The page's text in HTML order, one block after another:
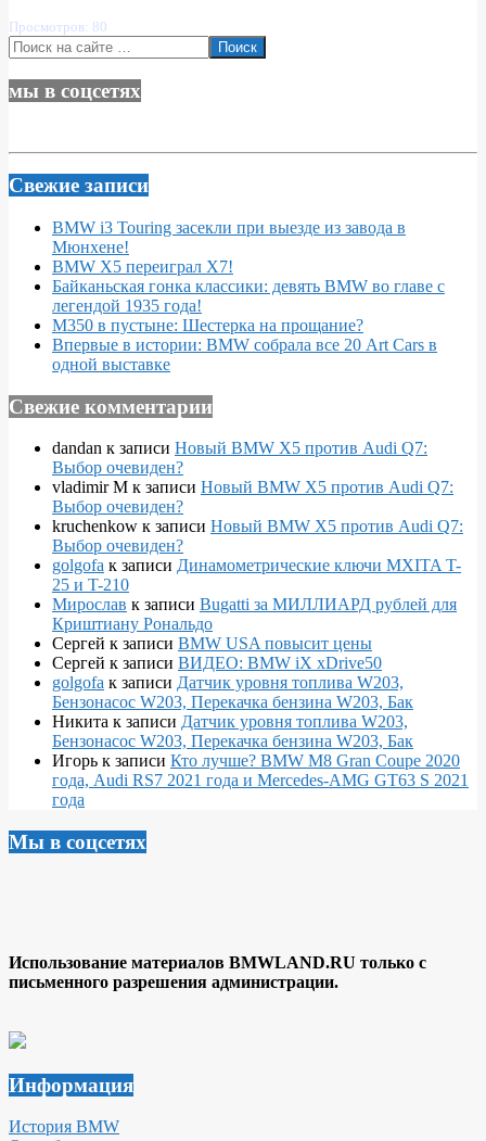
Просмотров: 80
Поиск
мы в соцсетях
Свежие записи
BMW i3 Touring засекли при выезде из завода в
Мюнхене!
BMW X5 переиграл X7!
Байканьская гонка классики: девять BMW во главе с
легендой 1935 года!
M350 в пустыне: Шестерка на прощание?
Впервые в истории: BMW собрала все 20 Art Cars в
одной выставке
Свежие комментарии
dandan к записи Новый BMW X5 против Audi Q7:
Выбор очевиден?
vladimir M к записи Новый BMW X5 против Audi Q7:
Выбор очевиден?
kruchenkow к записи Новый BMW X5 против Audi Q7:
Выбор очевиден?
golgofa к записи Динамометрические ключи MXITA T-
25 и T-210
Мирослав к записи Bugatti за МИЛЛИАРД рублей для
Криштиану Рональдо
Сергей к записи BMW USA повысит цены
Сергей к записи ВИДЕО: BMW iX xDrive50
golgofa к записи Датчик уровня топлива W203,
Бензонасос W203, Перекачка бензина W203, Бак
Никита к записи Датчик уровня топлива W203,
Бензонасос W203, Перекачка бензина W203, Бак
Игорь к записи Кто лучше? BMW M8 Gran Coupe 2020
года, Audi RS7 2021 года и Mercedes-AMG GT63 S 2021
года
Мы в соцсетях
Использование материалов BMWLAND.RU только с
письменного разрешения администрации.
Информация
История BMW